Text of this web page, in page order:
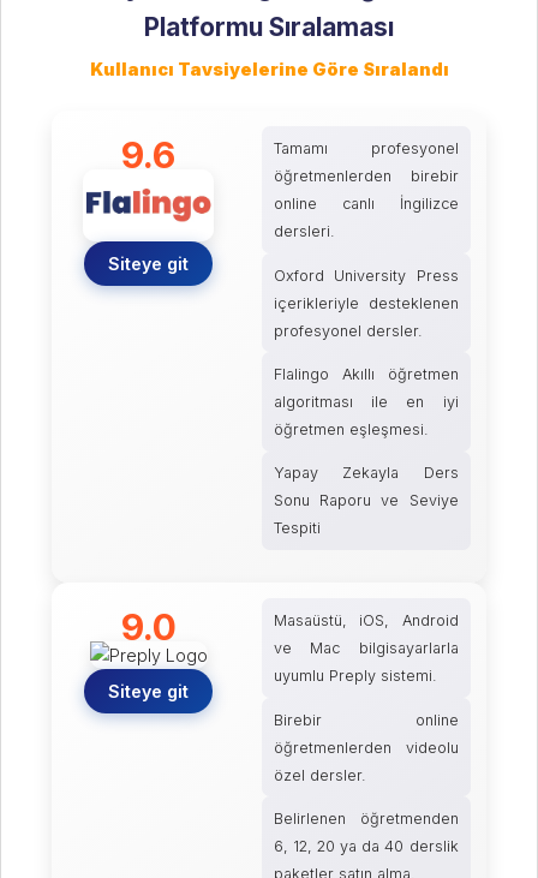
Platformu Sıralaması
Kullanıcı Tavsiyelerine Göre Sıralandı
9.6
Siteye git
Tamamı profesyonel
öğretmenlerden birebir
online canlı İngilizce
dersleri.
Oxford University Press
içerikleriyle desteklenen
profesyonel dersler.
Flalingo Akıllı öğretmen
algoritması ile en iyi
öğretmen eşleşmesi.
Yapay Zekayla Ders
Sonu Raporu ve Seviye
Tespiti
9.0
Siteye git
Masaüstü, iOS, Android
ve Mac bilgisayarlarla
uyumlu Preply sistemi.
Birebir online
öğretmenlerden videolu
özel dersler.
Belirlenen öğretmenden
6, 12, 20 ya da 40 derslik
paketler satın alma.